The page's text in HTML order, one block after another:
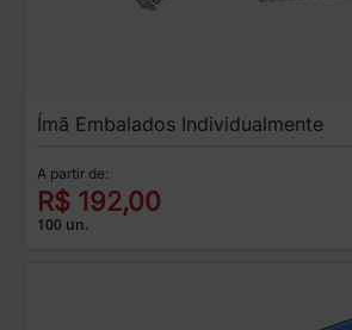
Ímã Embalados Individualmente
A partir de:
R$ 192,00
100 un.